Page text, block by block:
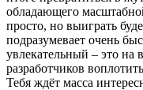
обладающего
просто, но выиграть
подразумевает очень
увлекательный – это на
разработчиков
Тебя ждёт масса